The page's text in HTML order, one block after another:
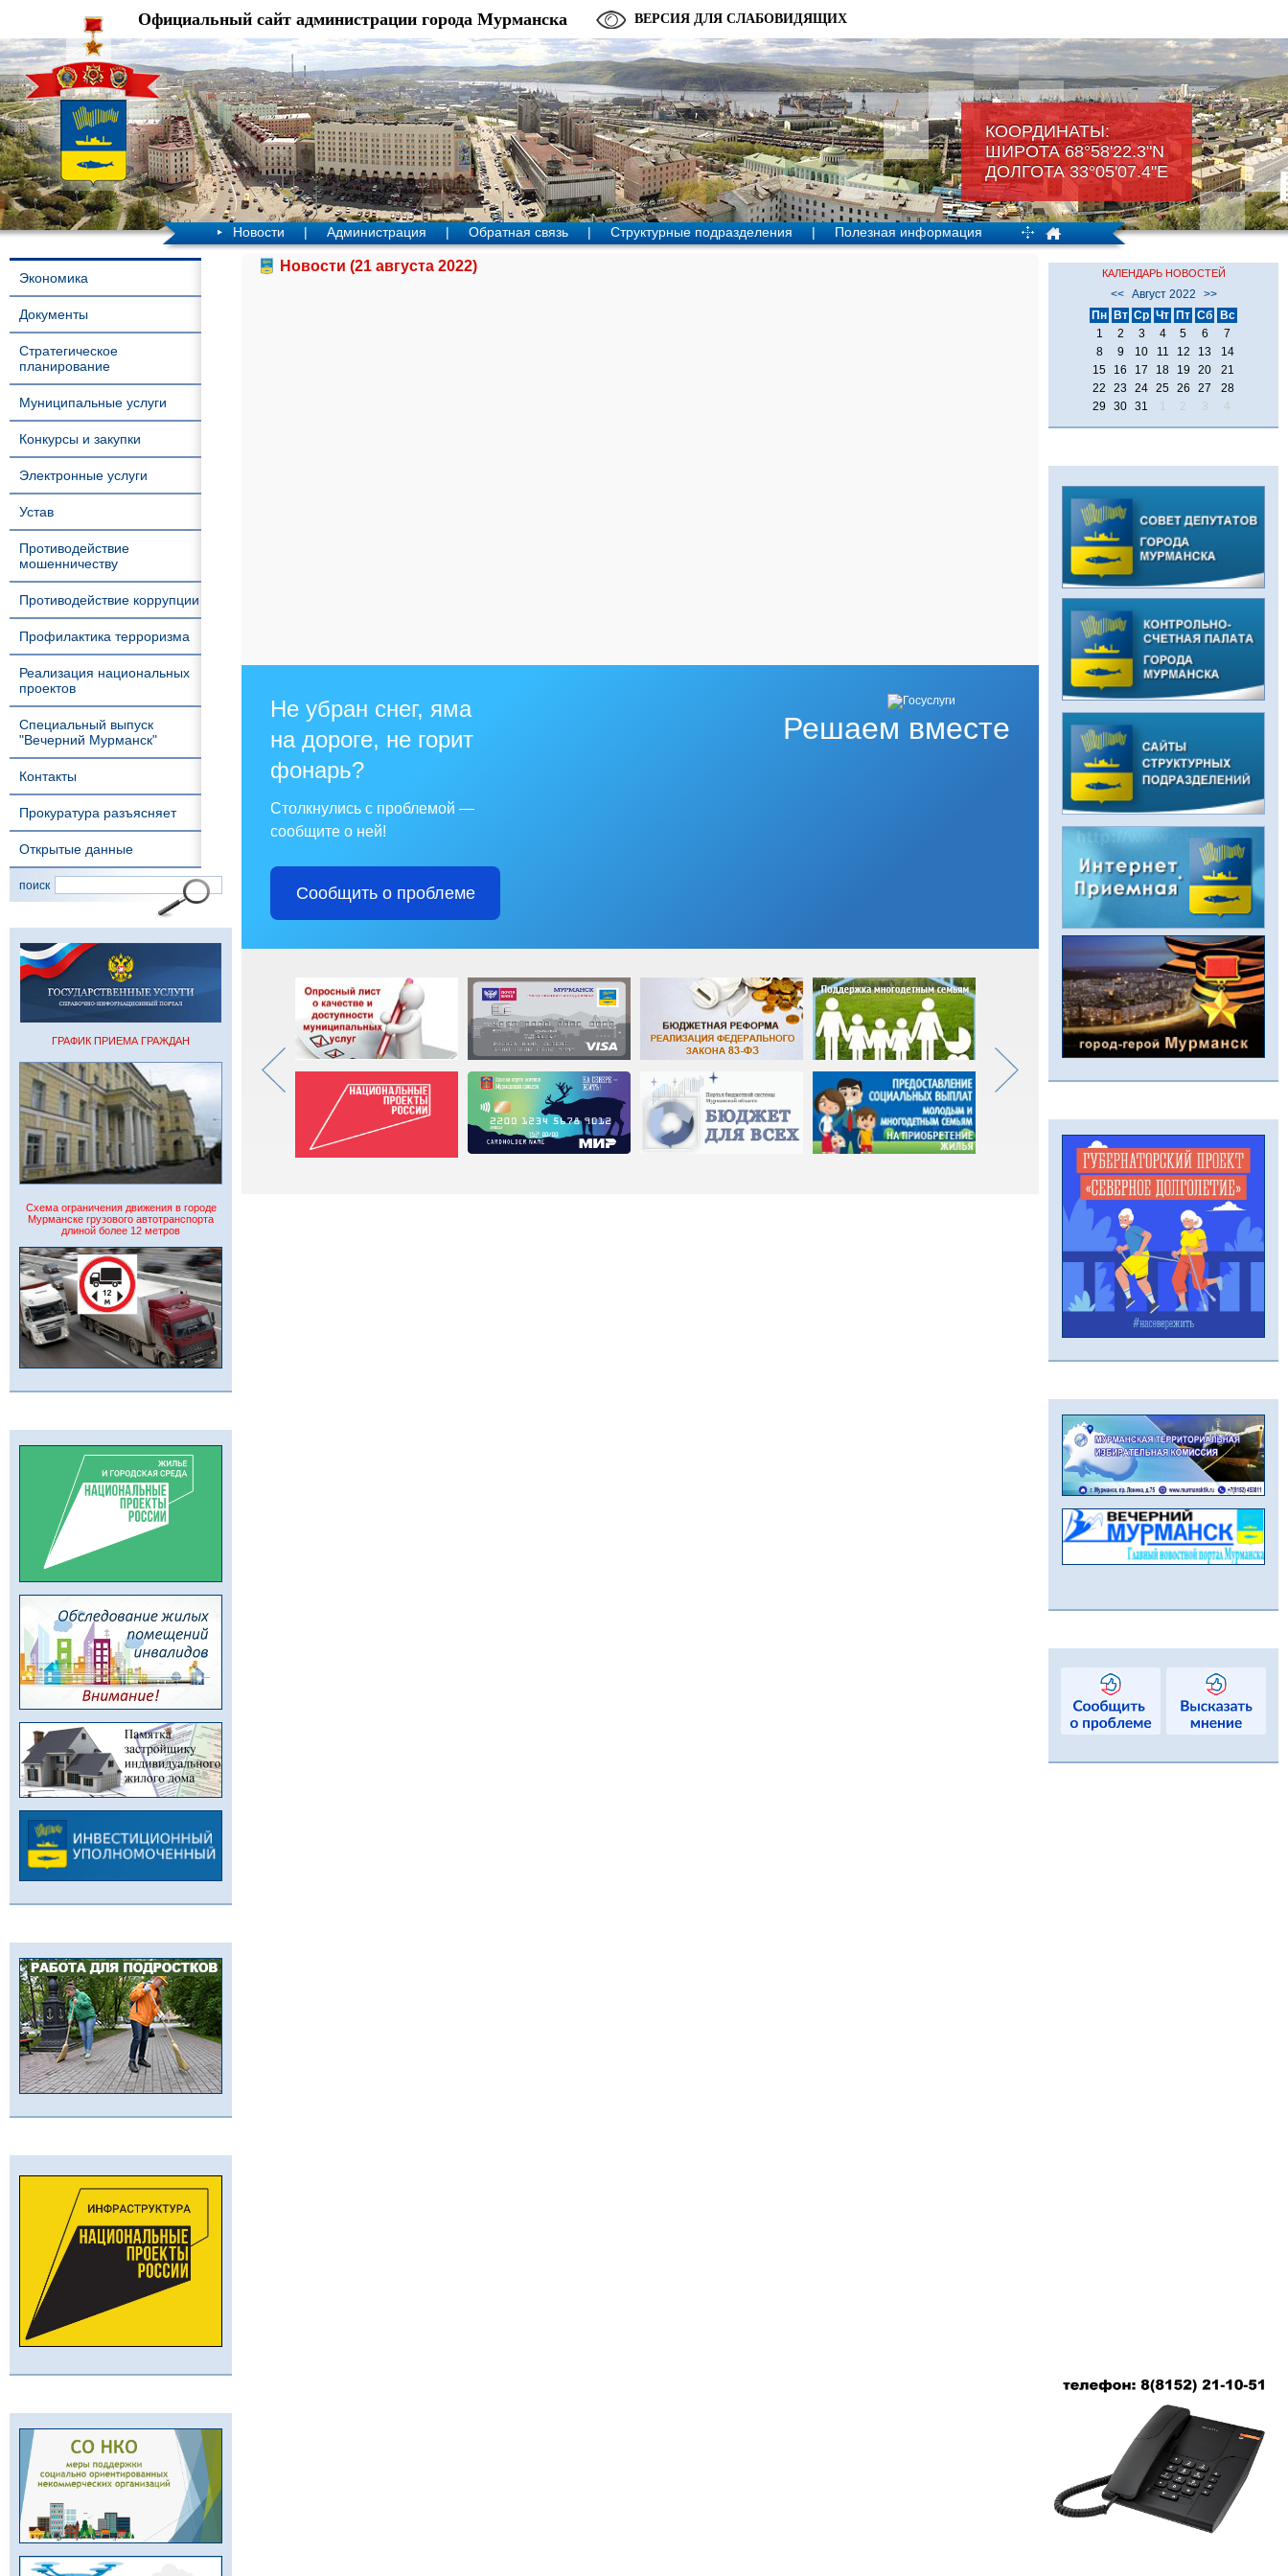
КООРДИНАТЫ:
ШИРОТА 68°58'22.3"N
ДОЛГОТА 33°05'07.4"Е
Официальный сайт администрации города Мурманска ВЕРСИЯ ДЛЯ СЛАБОВИДЯЩИХ
Новости | Администрация | Обратная связь | Структурные подразделения | Полезная информация
Экономика
Документы
Стратегическое
планирование
Муниципальные услуги
Конкурсы и закупки
Электронные услуги
Устав
Противодействие
мошенничеству
Противодействие коррупции
Профилактика терроризма
Реализация национальных
проектов
Специальный выпуск
"Вечерний Мурманск"
Контакты
Прокуратура разъясняет
Открытые данные
поиск
ГРАФИК ПРИЕМА ГРАЖДАН
Схема ограничения движения в городе
Мурманске грузового автотранспорта
длиной более 12 метров
Новости (21 августа 2022)
Решаем вместе
Не убран снег, яма
на дороге, не горит
фонарь?
Столкнулись с проблемой —
сообщите о ней!
Сообщить о проблеме
КАЛЕНДАРЬ НОВОСТЕЙ
<< Август 2022
>>
Пн
Вт Ср Чт Пт Сб
Вс
1
2 3 4 5 6
7
8
9 10 11 12 13
14
15
16 17 18 19 20
21
22
23 24 25 26 27
28
29
30 31 1 2 3 4